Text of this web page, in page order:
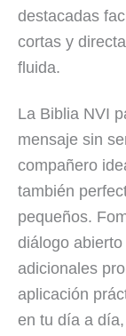
destacadas
cortas y
fluida.
La Biblia NVI
mensaje sin
compañero
también
pequeños.
diálogo
adicionales
aplicación
en tu día a